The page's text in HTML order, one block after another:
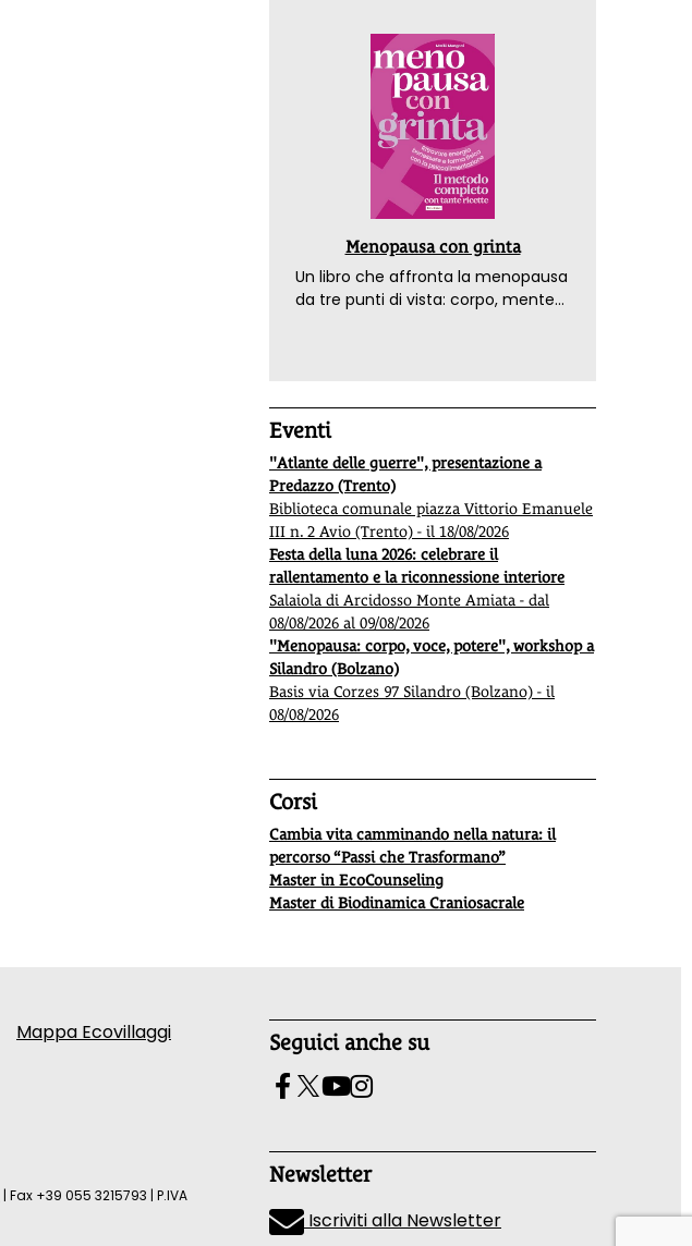
Menopausa con grinta
Un libro che affronta la menopausa
da tre punti di vista: corpo, mente
Eventi
"Atlante delle guerre", presentazione a
Predazzo (Trento)
Biblioteca comunale piazza Vittorio Emanuele
III n. 2 Avio (Trento) - il 18/08/2026
Festa della luna 2026: celebrare il
rallentamento e la riconnessione interiore
Salaiola di Arcidosso Monte Amiata - dal
08/08/2026 al 09/08/2026
"Menopausa: corpo, voce, potere", workshop a
Silandro (Bolzano)
Basis via Corzes 97 Silandro (Bolzano) - il
08/08/2026
Corsi
Cambia vita camminando nella natura: il
percorso “Passi che Trasformano”
Master in EcoCounseling
Master di Biodinamica Craniosacrale
Mappa Ecovillaggi Seguici anche su
Newsletter
Iscriviti alla Newsletter
| Fax +39 055 3215793 | P.IVA